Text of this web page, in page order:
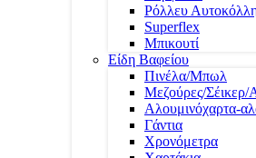
Ρόλλευ
Superflex
Μπικουτί
Είδη Βαφείου
Πινέλα/Μπωλ
Μεζούρες/Σέικερ/
Αλουμινόχαρτα-
Γάντια
Χρονόμετρα